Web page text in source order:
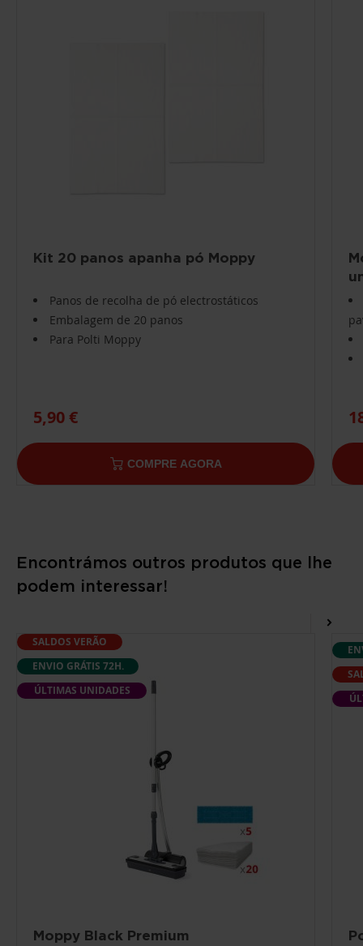
Kit 20 panos apanha pó Moppy
Panos de recolha de pó electrostáticos
Embalagem de 20 panos
Para Polti Moppy
5,90 €
COMPRE AGORA
Encontrámos outros produtos que lhe
podem interessar!
SALDOS VERÃO
ENVIO GRÁTIS 72H.
ÚLTIMAS UNIDADES
Moppy Black Premium